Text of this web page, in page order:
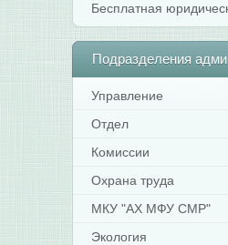
Бесплатная
Подразделения
Управление
Отдел
Комиссии
Охрана труда
МКУ "АХ МФУ СМР"
Экология